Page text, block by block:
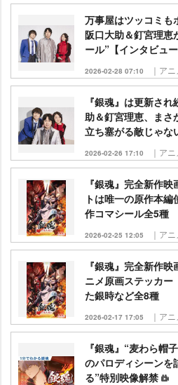
万事屋はツッコミ
阪口大助＆釘宮理恵
ール”【インタビュー
2026-02-28 07:10 ｜アニ
『銀魂』は更新さ
助＆釘宮理恵、まさ
立ち塞がる敵じゃな
2026-02-26 17:10 ｜アニ
『銀魂』完全新作
トは唯一の原作本
作コマシール全5種
2026-02-25 12:05 ｜アニ
『銀魂』完全新作
ニメ原画ステッカ
た銀時など全8種
2026-02-17 17:05 ｜アニ
『銀魂』“麦わら
のパロディシーンを
る”特別映像解禁